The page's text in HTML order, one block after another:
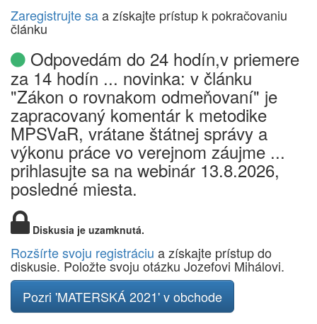
Zaregistrujte saa získajte prístup k pokračovaniu
článku
Odpovedám do 24 hodín,v priemere
za 14 hodín ... novinka: v článku
"Zákon o rovnakom odmeňovaní" je
zapracovaný komentár k metodike
MPSVaR, vrátane štátnej správy a
výkonu práce vo verejnom záujme ...
prihlasujte sa na webinár 13.8.2026,
posledné miesta.
Diskusia je uzamknutá.
Rozšírte svoju registráciu a získajte prístup do
diskusie. Položte svoju otázku Jozefovi Mihálovi.
Pozri 'MATERSKÁ 2021' v obchode